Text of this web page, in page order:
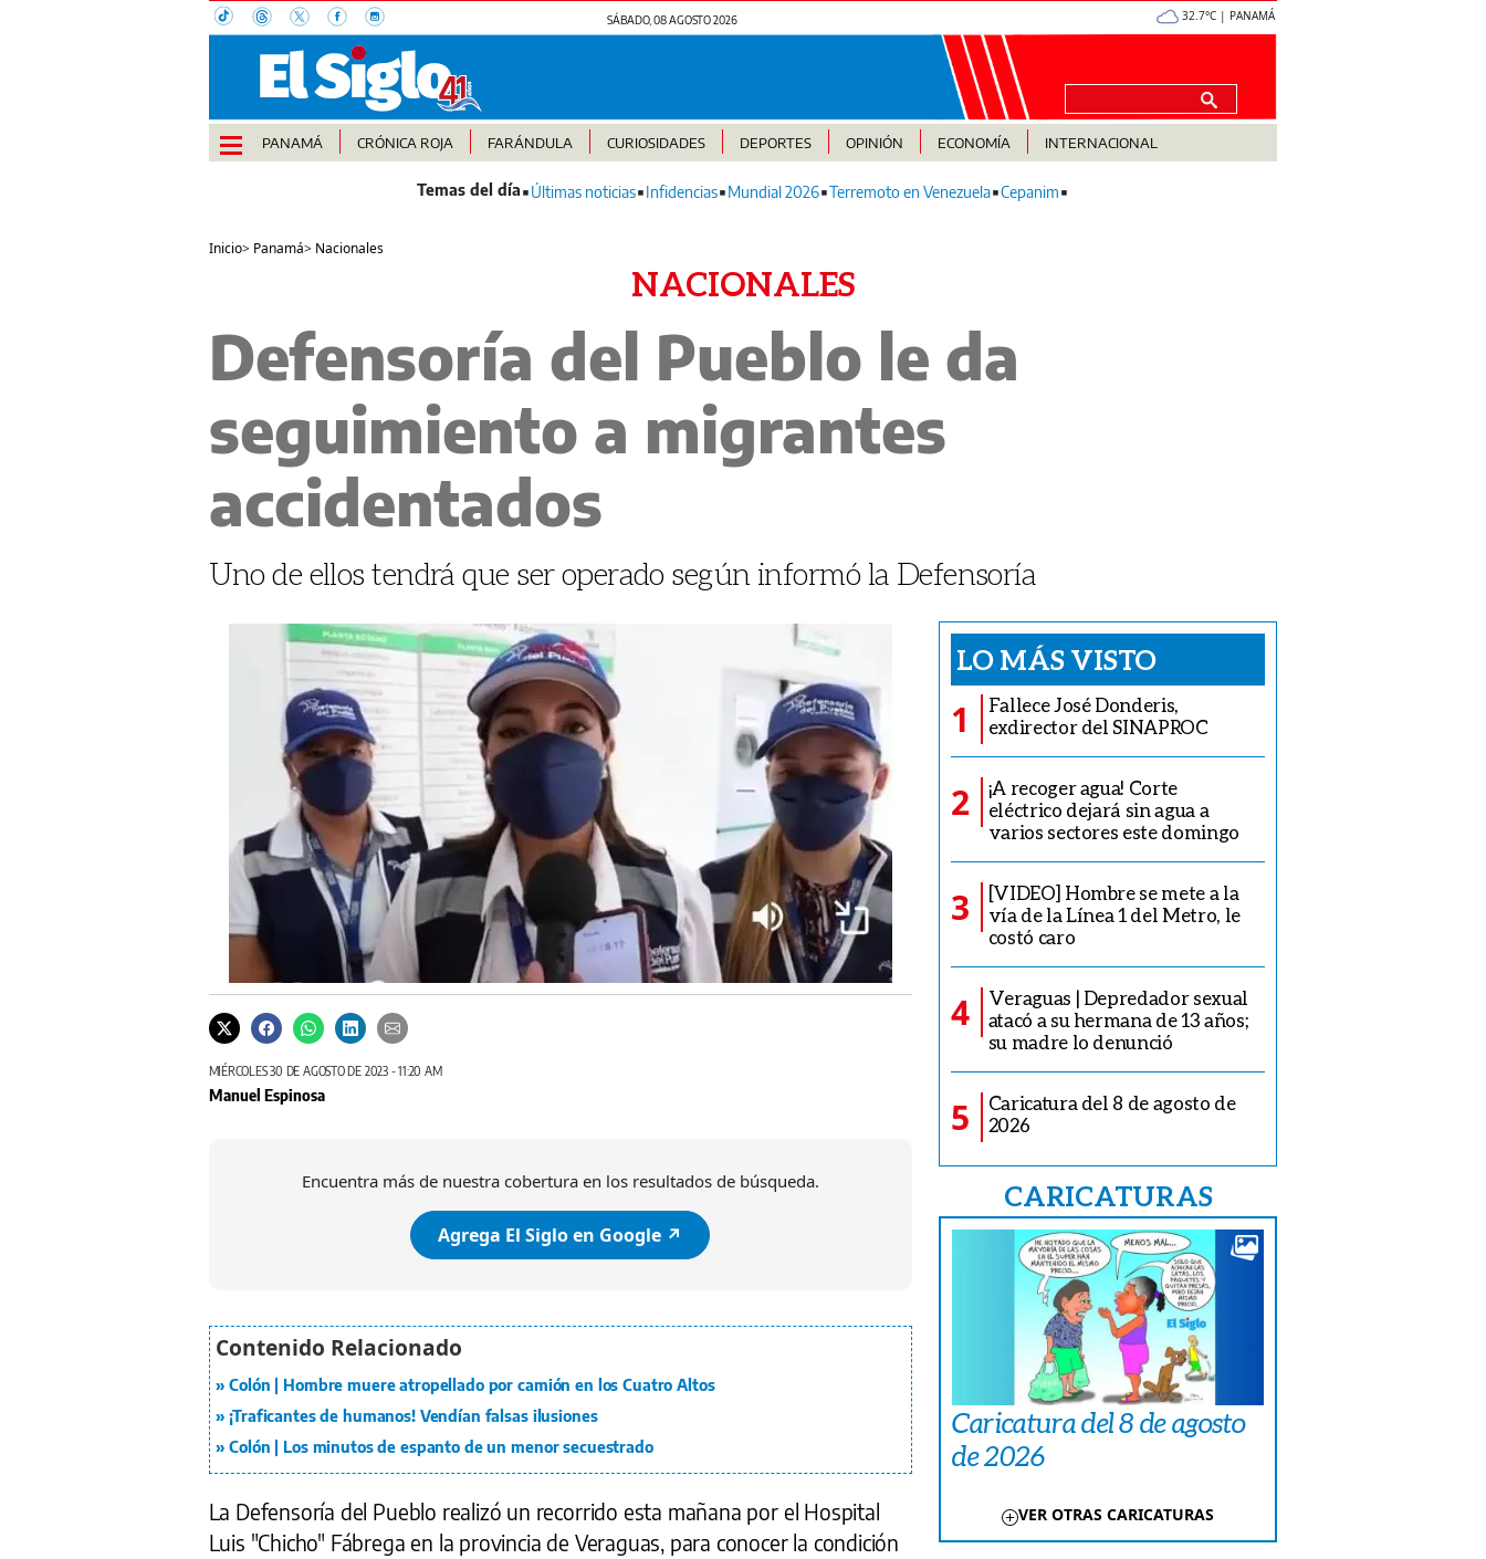
SÁBADO, 08 AGOSTO 2026 32.7°C | PANAMÁ
PANAMÁ CRÓNICA ROJA FARÁNDULA CURIOSIDADES DEPORTES OPINIÓN ECONOMÍA INTERNACIONAL
Últimas noticias Infidencias Mundial 2026 Terremoto en Venezuela Cepanim
Inicio> Panamá> Nacionales
NACIONALES
Defensoría del Pueblo le da
seguimiento a migrantes
accidentados
Uno de ellos tendrá que ser operado según informó la Defensoría
MIÉRCOLES 30 DE AGOSTO DE 2023 - 11:20 AM
Manuel Espinosa
Encuentra más de nuestra cobertura en los resultados de búsqueda.
Agrega El Siglo en Google ↗️
Colón | Hombre muere atropellado por camión en los Cuatro Altos
¡Traficantes de humanos! Vendían falsas ilusiones
Colón | Los minutos de espanto de un menor secuestrado
La Defensoría del Pueblo realizó un recorrido esta mañana por el Hospital
Luis "Chicho" Fábrega en la provincia de Veraguas, para conocer la condición
LO MÁS VISTO
1
Fallece José Donderis,
exdirector del SINAPROC
2
¡A recoger agua! Corte
eléctrico dejará sin agua a
varios sectores este domingo
3
[VIDEO] Hombre se mete a la
vía de la Línea 1 del Metro, le
costó caro
4
Veraguas | Depredador sexual
atacó a su hermana de 13 años;
su madre lo denunció
5
Caricatura del 8 de agosto de
2026
CARICATURAS
Caricatura del 8 de agosto
de 2026
VER OTRAS CARICATURAS